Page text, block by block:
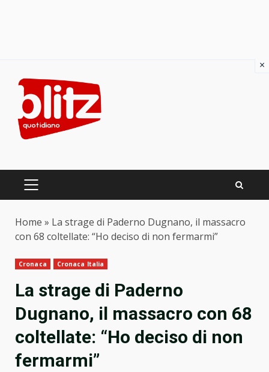
content
PRIMARY
Home » La strage di Paderno Dugnano, il massacro
con 68 coltellate: “Ho deciso di non fermarmi”
Cronaca Cronaca Italia
La strage di Paderno
Dugnano, il massacro con 68
coltellate: “Ho deciso di non
fermarmi”
×